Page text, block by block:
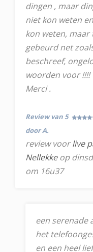
dingen , maar
niet kon weten
kon weten, maar
gebeurd net
beschreef,
woorden voor !!!!
Merci .
Review van 5
door A.
review voorlive
Nellekkeop
om 16u37
een serenade
het
en een heel